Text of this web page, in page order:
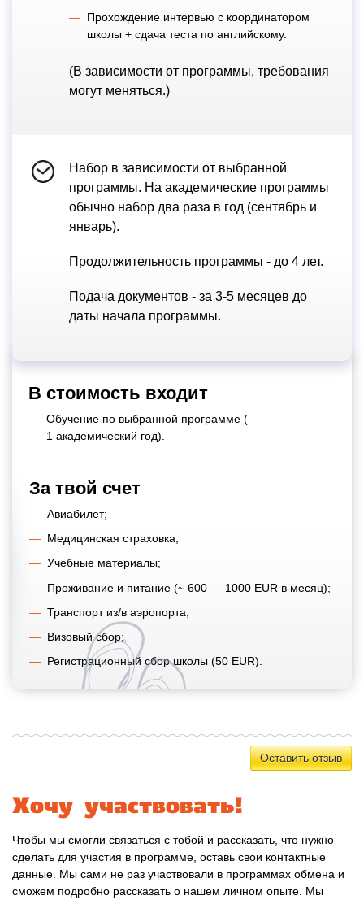
Прохождение интервью с координатором
школы + сдача теста по английскому.
(В зависимости от программы, требования
могут меняться.)
Набор в зависимости от выбранной
программы. На академические программы
обычно набор два раза в год (сентябрь и
январь).
Продолжительность программы - до 4 лет.
Подача документов - за 3-5 месяцев до
даты начала программы.
В стоимость входит
Обучение по выбранной программе (
1 академический год).
За твой счет
Авиабилет;
Медицинская страховка;
Учебные материалы;
Проживание и питание (~ 600 — 1000 EUR в месяц);
Транспорт из/в аэропорта;
Визовый сбор;
Регистрационный сбор школы (50 EUR).
Оставить отзыв
Хочу участвовать!
Чтобы мы смогли связаться с тобой и рассказать, что нужно
сделать для участия в программе, оставь свои контактные
данные. Мы сами не раз участвовали в программах обмена и
сможем подробно рассказать о нашем личном опыте. Мы